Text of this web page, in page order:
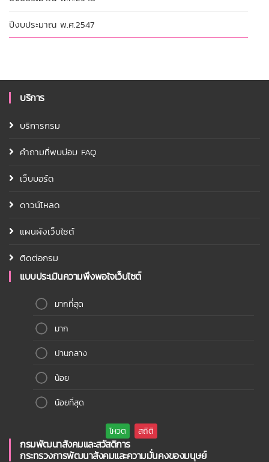
ปีงบประมาณ พ.ศ.2547
บริการ
บริการกรม
คำถามที่พบบ่อบ FAQ
เว็บบอร์ด
ดาวน์โหลด
แผนผังเว็บไซต์
ติดต่อกรม
แบบประเมินความพึงพอใจเว็บไซต์
มากที่สุด
มาก
ปานกลาง
น้อย
น้อยที่สุด
กรมพัฒนาสังคมและสวัสดิการ
กระทรวงการพัฒนาสังคมและความมั่นคงของมนุษย์